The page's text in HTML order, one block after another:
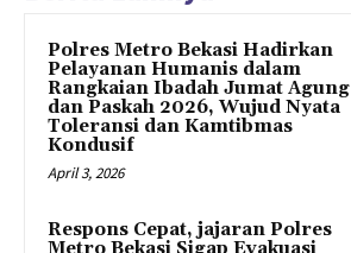
Polres Metro Bekasi Hadirkan
Pelayanan Humanis dalam
Rangkaian Ibadah Jumat Agung
dan Paskah 2026, Wujud Nyata
Toleransi dan Kamtibmas
Kondusif
April 3, 2026
Respons Cepat, jajaran Polres